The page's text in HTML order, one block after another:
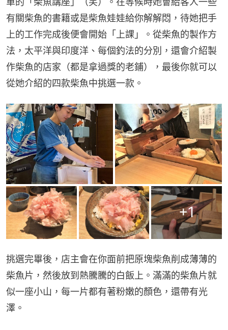
有關柴魚的書籍或是柴魚娃娃給你解解悶，待她把手
上的工作完成後便會開始「上課」。從柴魚的製作方
法，太平洋與印度洋、每個釣法的分別，還會介紹製
作柴魚的店家（都是拿過獎的老鋪），最後你就可以
從她介紹的四款柴魚中挑選一款。
+1
挑選完畢後，店主會在你面前把原塊柴魚削成薄薄的
柴魚片，然後放到熱騰騰的白飯上。滿滿的柴魚片就
似一座小山，每一片都有著粉嫩的顏色，還帶有光
澤。